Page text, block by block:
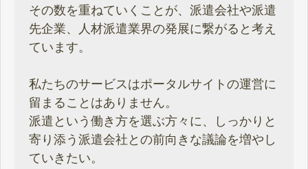
その数を重ねていくことが、派遣会社や派遣
先企業、人材派遣業界の発展に繋がると考え
ています。
私たちのサービスはポータルサイトの運営に
留まることはありません。
派遣という働き方を選ぶ方々に、しっかりと
寄り添う派遣会社との前向きな議論を増やし
ていきたい。